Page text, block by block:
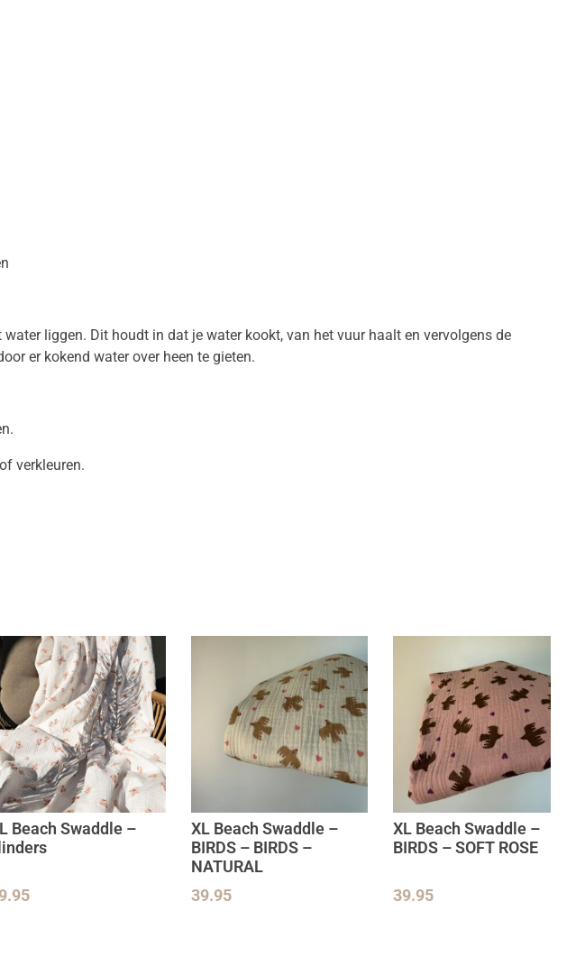
liggen. Dit houdt in dat je water kookt, van het vuur haalt en vervolgens de
er kokend water over heen te gieten.
verkleuren.
Beach Swaddle –
XL Beach Swaddle –
BIRDS – BIRDS –
NATURAL
39.95
XL Beach Swaddle –
BIRDS – SOFT ROSE
39.95